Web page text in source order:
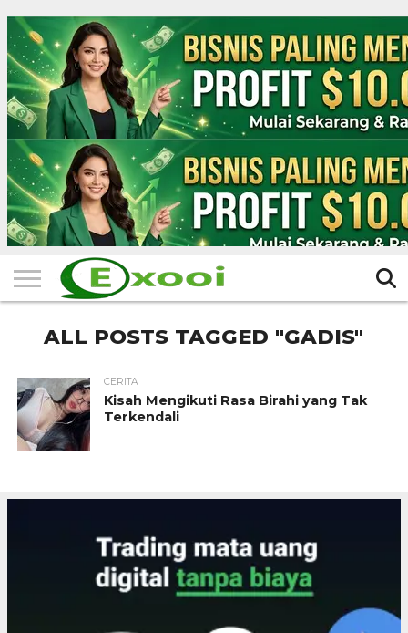
HOME
FILTER
BERITA
BIODATA
CERITA
CERPEN
EKSKLUSIF
FOTO
VIDEO
TIPS
MORE
ALL POSTS TAGGED "GADIS"
CERITA
Kisah Mengikuti Rasa Birahi yang Tak
Terkendali